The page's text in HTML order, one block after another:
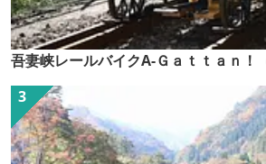
吾妻峡レールバイクA-Ｇａｔｔａｎ！